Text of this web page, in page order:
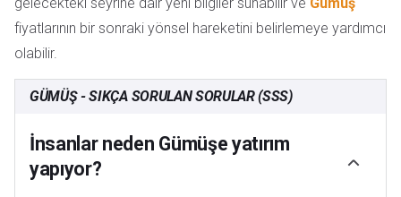
fiyatlarının bir sonraki yönsel hareketini belirlemeye yardımcı
olabilir.
GÜMÜŞ - SIKÇA SORULAN SORULAR (SSS)
İnsanlar neden Gümüşe yatırım
yapıyor?